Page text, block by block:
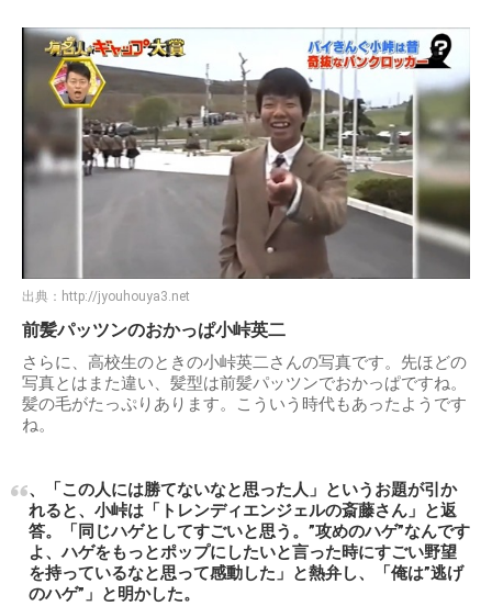
出典： http://jyouhouya3.net
前髪パッツンのおかっぱ小峠英二
さらに、高校生のときの小峠英二さんの写真です。先ほどの
写真とはまた違い、髪型は前髪パッツンでおかっぱですね。
髪の毛がたっぷりあります。こういう時代もあったようです
ね。
、「この人には勝てないなと思った人」というお題が引か
れると、小峠は「トレンディエンジェルの斎藤さん」と返
答。「同じハゲとしてすごいと思う。”攻めのハゲ”なんです
よ、ハゲをもっとポップにしたいと言った時にすごい野望
を持っているなと思って感動した」と熱弁し、「俺は”逃げ
のハゲ”」と明かした。